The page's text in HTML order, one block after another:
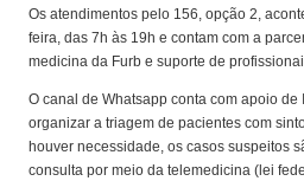
Os atendimentos pelo 156, opção 2,
feira, das 7h às 19h e contam com a
medicina da Furb e suporte de
O canal de Whatsapp conta com apoio
organizar a triagem de pacientes com
houver necessidade, os casos suspeitos
consulta por meio da telemedicina (lei